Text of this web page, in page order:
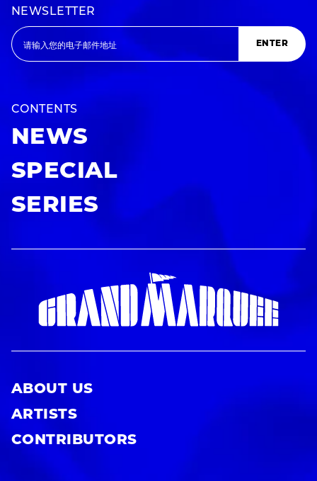
NEWSLETTER
ENTER
CONTENTS
NEWS
SPECIAL
SERIES
ABOUT US
ARTISTS
CONTRIBUTORS